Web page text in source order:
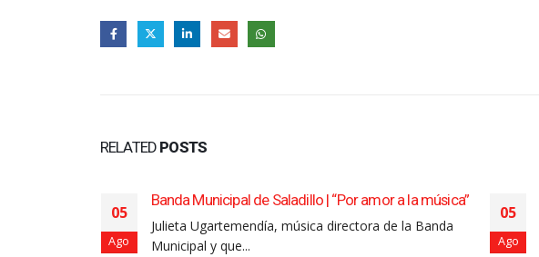
RELATED POSTS
05
Ago
Banda Municipal de Saladillo | “Por amor a la música”
Julieta Ugartemendía, música directora de la Banda
Municipal y que...
05
Ago